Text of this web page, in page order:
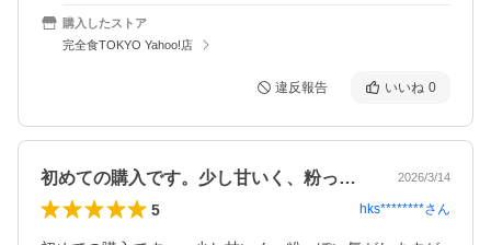
購入したストア
完全食TOKYO Yahoo!店
違反報告 いいね 0
初めての購入です。少し甘いく、粉っぽい… 2026/3/14
5 hks********さん